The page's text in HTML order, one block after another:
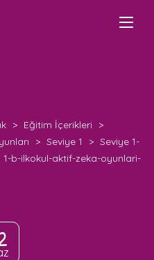
> Eğitim İçerikleri
>
> Seviye 1 > Seviye 1-
1-b-ilkokul-aktif-zeka-oyunlari-